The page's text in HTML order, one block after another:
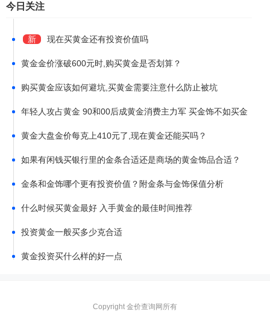
今日关注
新 现在买黄金还有投资价值吗
黄金金价涨破600元时,购买黄金是否划算？
购买黄金应该如何避坑,买黄金需要注意什么防止被坑
年轻人攻占黄金 90和00后成黄金消费主力军 买金饰不如买金
子
黄金大盘金价每克上410元了,现在黄金还能买吗？
如果有闲钱买银行里的金条合适还是商场的黄金饰品合适？
金条和金饰哪个更有投资价值？附金条与金饰保值分析
什么时候买黄金最好 入手黄金的最佳时间推荐
投资黄金一般买多少克合适
黄金投资买什么样的好一点
Copyright 金价查询网所有